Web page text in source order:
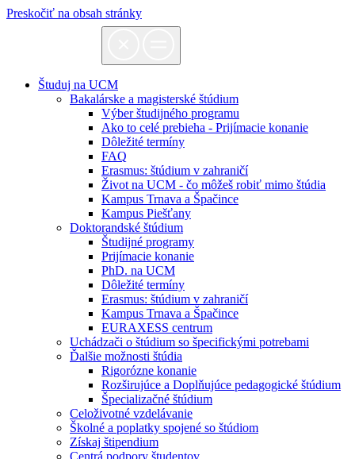
Preskočiť na obsah stránky
Študuj na UCM
Bakalárske a magisterské štúdium
Výber študijného programu
Ako to celé prebieha - Prijímacie konanie
Dôležité termíny
FAQ
Erasmus: štúdium v zahraničí
Život na UCM - čo môžeš robiť mimo štúdia
Kampus Trnava a Špačince
Kampus Piešťany
Doktorandské štúdium
Študijné programy
Prijímacie konanie
PhD. na UCM
Dôležité termíny
Erasmus: štúdium v zahraničí
Kampus Trnava a Špačince
EURAXESS centrum
Uchádzači o štúdium so špecifickými potrebami
Ďalšie možnosti štúdia
Rigorózne konanie
Rozširujúce a Doplňujúce pedagogické štúdium
Špecializačné štúdium
Celoživotné vzdelávanie
Školné a poplatky spojené so štúdiom
Získaj štipendium
Centrá podpory študentov